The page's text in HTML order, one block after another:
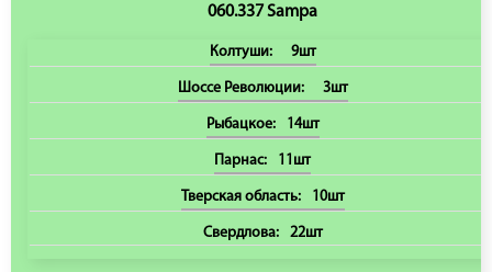
060.337 Sampa
Колтуши: 9шт
Шоссе Революции: 3шт
Рыбацкое: 14шт
Парнас: 11шт
Тверская область: 10шт
Свердлова: 22шт